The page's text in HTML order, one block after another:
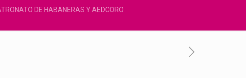
DE HABANERAS Y AEDCORO